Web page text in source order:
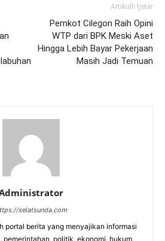
Artikulli tjetër
Pemkot Cilegon Raih Opini
WTP dari BPK Meski Aset
Hingga Lebih Bayar Pekerjaan
Masih Jadi Temuan
selatsunda.com
portal berita yang menyajikan informasi
politik, ekonomi, hukum,